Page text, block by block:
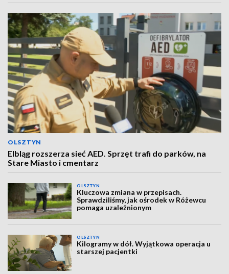
OLSZTYN
Elbląg rozszerza sieć AED. Sprzęt trafi do parków, na
Stare Miasto i cmentarz
OLSZTYN
Kluczowa zmiana w przepisach.
Sprawdziliśmy, jak ośrodek w Różewcu
pomaga uzależnionym
OLSZTYN
Kilogramy w dół. Wyjątkowa operacja u
starszej pacjentki